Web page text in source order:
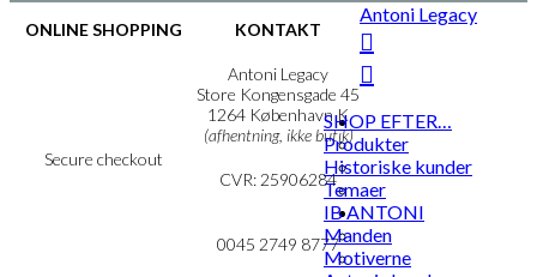
ONLINE SHOPPING
Secure checkout
KONTAKT
Antoni Legacy
Store Kongensgade 45
1264 København K
(afhentning, ikke butik)
CVR: 25906284
mail@ibantoni.com
0045 2749 8777
Antoni Legacy
SHOP EFTER…
Produkter
Historiske kunder
Temaer
IB ANTONI
Manden
Motiverne